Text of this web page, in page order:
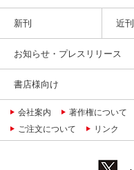
新刊 近刊
お知らせ・プレスリリース
書店様向け
会社案内 著作権について
ご注文について
リンク